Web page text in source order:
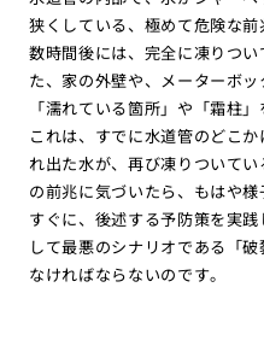
狭くしている、極めて危険な前
数時間後には、完全に凍りつ
た、家の外壁や、メーターボ
「濡れている箇所」や「霜柱
これは、すでに水道管のどこ
れ出た水が、再び凍りついて
の前兆に気づいたら、もはや様
すぐに、後述する予防策を実
して最悪のシナリオである「
なければならないのです。